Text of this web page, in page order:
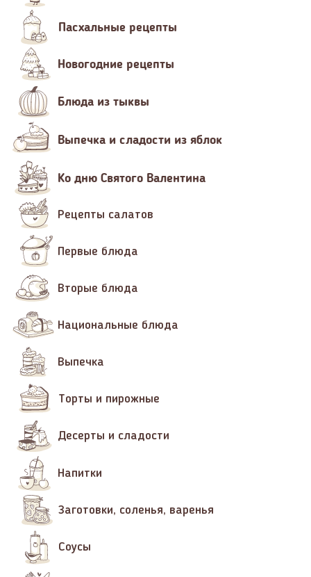
Пасхальные рецепты
Новогодние рецепты
Блюда из тыквы
Выпечка и сладости из яблок
Ко дню Святого Валентина
Рецепты салатов
Первые блюда
Вторые блюда
Национальные блюда
Выпечка
Торты и пирожные
Десерты и сладости
Напитки
Заготовки, соленья, варенья
Соусы